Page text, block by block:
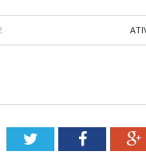
TwitterFacebook